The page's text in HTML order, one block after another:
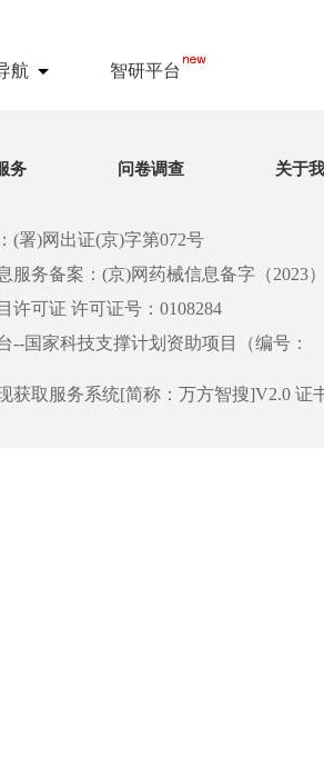
航 智研平台
务 问卷调查 关于
(署)网出证(京)字第072号
服务备案：(京)网药械信息备字（2023
许可证 许可证号：0108284
--国家科技支撑计划资助项目（编号：
获取服务系统[简称：万方智搜]V2.0 证